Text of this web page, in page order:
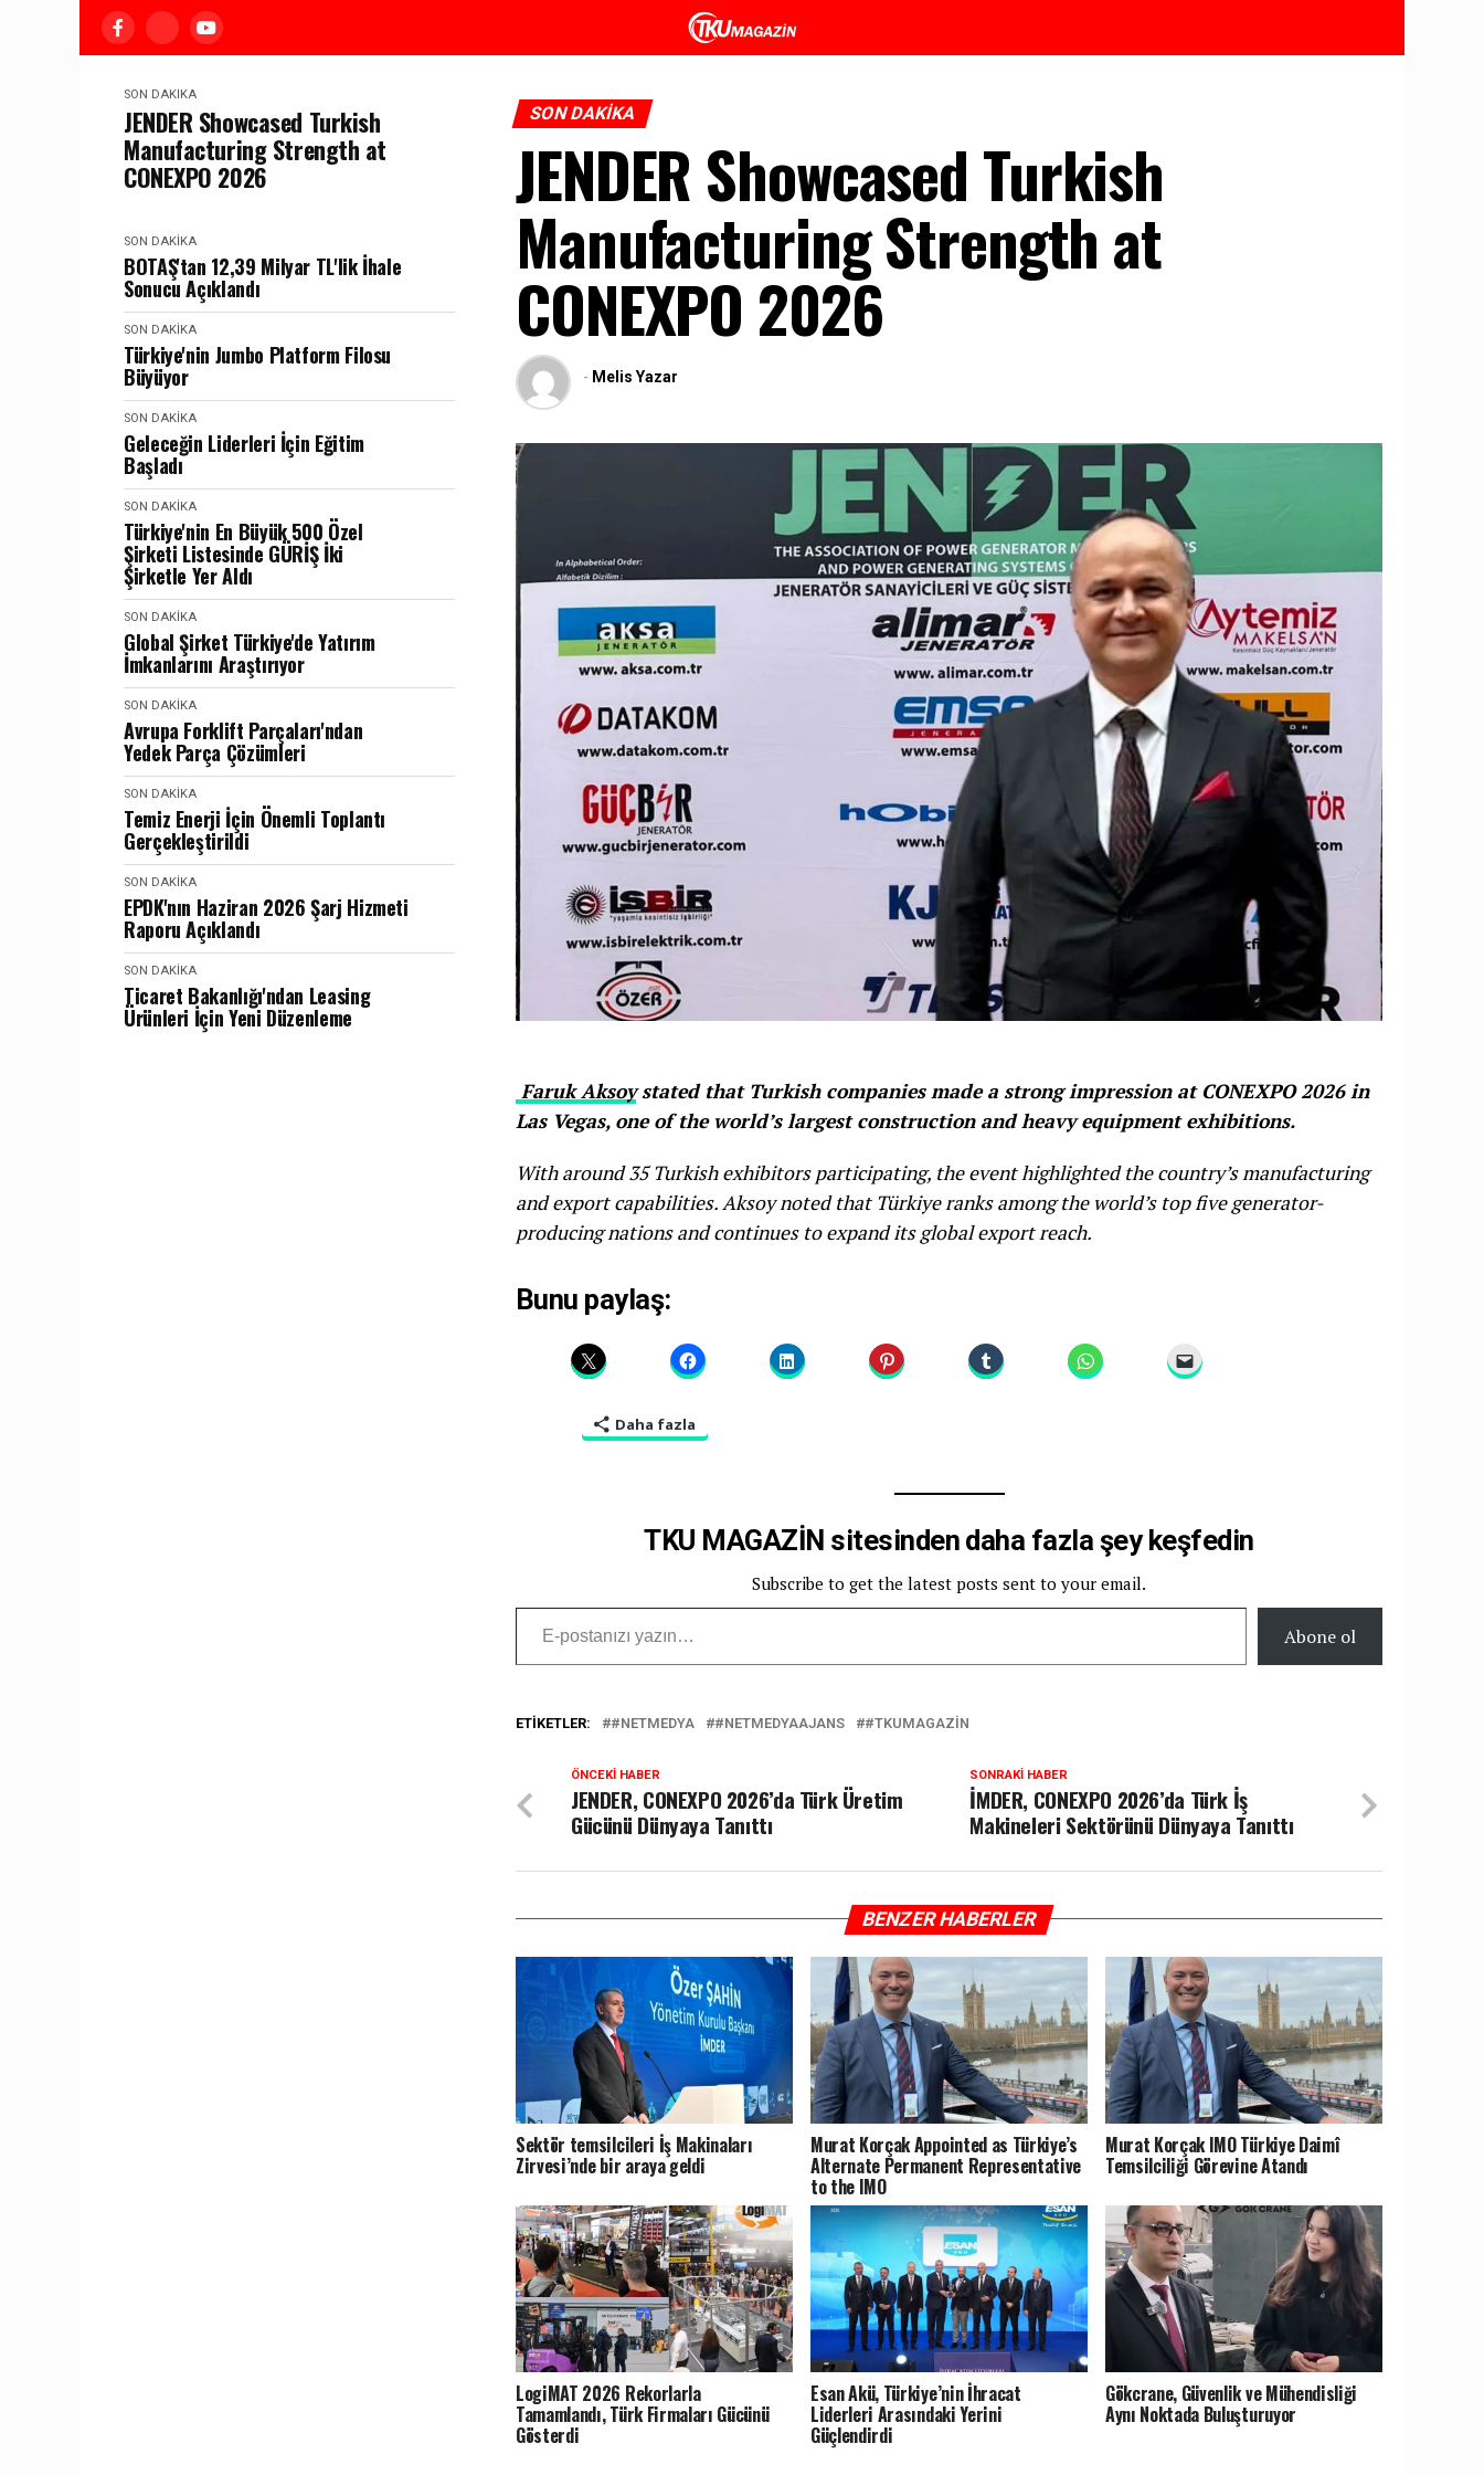
SON DAKIKA
JENDER Showcased Turkish
Manufacturing Strength at
CONEXPO 2026
SON DAKIKA
BOTAŞ'tan 12,39 Milyar TL'lik İhale
Sonucu Açıklandı
SON DAKIKA
Türkiye'nin Jumbo Platform Filosu
Büyüyor
SON DAKIKA
Geleceğin Liderleri İçin Eğitim
Başladı
SON DAKIKA
Türkiye'nin En Büyük 500 Özel
Şirketi Listesinde GÜRİŞ İki
Şirketle Yer Aldı
SON DAKIKA
Global Şirket Türkiye'de Yatırım
İmkanlarını Araştırıyor
SON DAKIKA
Avrupa Forklift Parçaları'ndan
Yedek Parça Çözümleri
SON DAKIKA
Temiz Enerji İçin Önemli Toplantı
Gerçekleştirildi
SON DAKIKA
EPDK'nın Haziran 2026 Şarj Hizmeti
Raporu Açıklandı
SON DAKIKA
Ticaret Bakanlığı'ndan Leasing
Ürünleri İçin Yeni Düzenleme
SON DAKIKA
JENDER Showcased Turkish
Manufacturing Strength at
CONEXPO 2026
- Melis Yazar
Faruk Aksoystated that Turkish companies made a strong impression at CONEXPO 2026 in
Las Vegas, one of the world’s largest construction and heavy equipment exhibitions.
With around 35 Turkish exhibitors participating, the event highlighted the country’s manufacturing
and export capabilities. Aksoy noted that Türkiye ranks among the world’s top five generator-
producing nations and continues to expand its global export reach.
Bunu paylaş:
Daha fazla
TKU MAGAZİN sitesinden daha fazla şey keşfedin
Subscribe to get the latest posts sent to your email.
E-postanızı yazın…
Abone ol
ETIKETLER: #NETMEDYA #NETMEDYAAJANS #TKUMAGAZIN
SONRAKI HABER
İMDER, CONEXPO 2026’da Türk İş
Makineleri Sektörünü Dünyaya Tanıttı
ÖNCEKI HABER
JENDER, CONEXPO 2026’da Türk Üretim
Gücünü Dünyaya Tanıttı
BENZER HABERLER
Sektör temsilcileri İş Makinaları
Zirvesi’nde bir araya geldi
Murat Korçak Appointed as Türkiye’s
Alternate Permanent Representative
to the IMO
Murat Korçak IMO Türkiye Daimî
Temsilciliği Görevine Atandı
LogiMAT 2026 Rekorlarla
Tamamlandı, Türk Firmaları Gücünü
Gösterdi
Esan Akü, Türkiye’nin İhracat
Liderleri Arasındaki Yerini
Güçlendirdi
Gökcrane, Güvenlik ve Mühendisliği
Aynı Noktada Buluşturuyor